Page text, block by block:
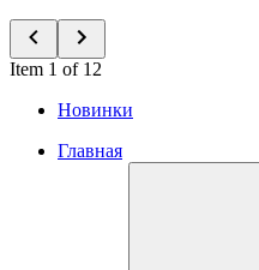
Item 1 of 12
Новинки
Главная